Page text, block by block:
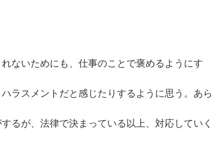
ないためにも、仕事のことで褒めるようにす
ラスメントだと感じたりするように思う。あら
るが、法律で決まっている以上、対応していく